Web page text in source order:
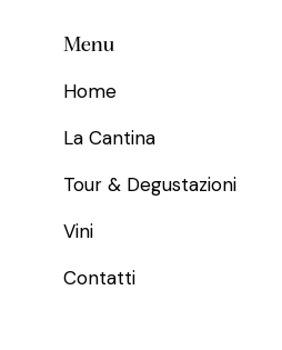
Menu
Home
La Cantina
Tour & Degustazioni
Vini
Contatti